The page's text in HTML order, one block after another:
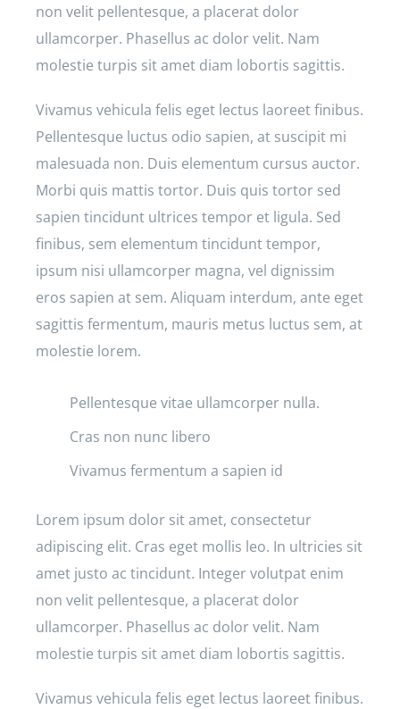
non velit pellentesque, a placerat dolor
ullamcorper. Phasellus ac dolor velit. Nam
molestie turpis sit amet diam lobortis sagittis.
Vivamus vehicula felis eget lectus laoreet finibus.
Pellentesque luctus odio sapien, at suscipit mi
malesuada non. Duis elementum cursus auctor.
Morbi quis mattis tortor. Duis quis tortor sed
sapien tincidunt ultrices tempor et ligula. Sed
finibus, sem elementum tincidunt tempor,
ipsum nisi ullamcorper magna, vel dignissim
eros sapien at sem. Aliquam interdum, ante eget
sagittis fermentum, mauris metus luctus sem, at
molestie lorem.
Pellentesque vitae ullamcorper nulla.
Cras non nunc libero
Vivamus fermentum a sapien id
Lorem ipsum dolor sit amet, consectetur
adipiscing elit. Cras eget mollis leo. In ultricies sit
amet justo ac tincidunt. Integer volutpat enim
non velit pellentesque, a placerat dolor
ullamcorper. Phasellus ac dolor velit. Nam
molestie turpis sit amet diam lobortis sagittis.
Vivamus vehicula felis eget lectus laoreet finibus.